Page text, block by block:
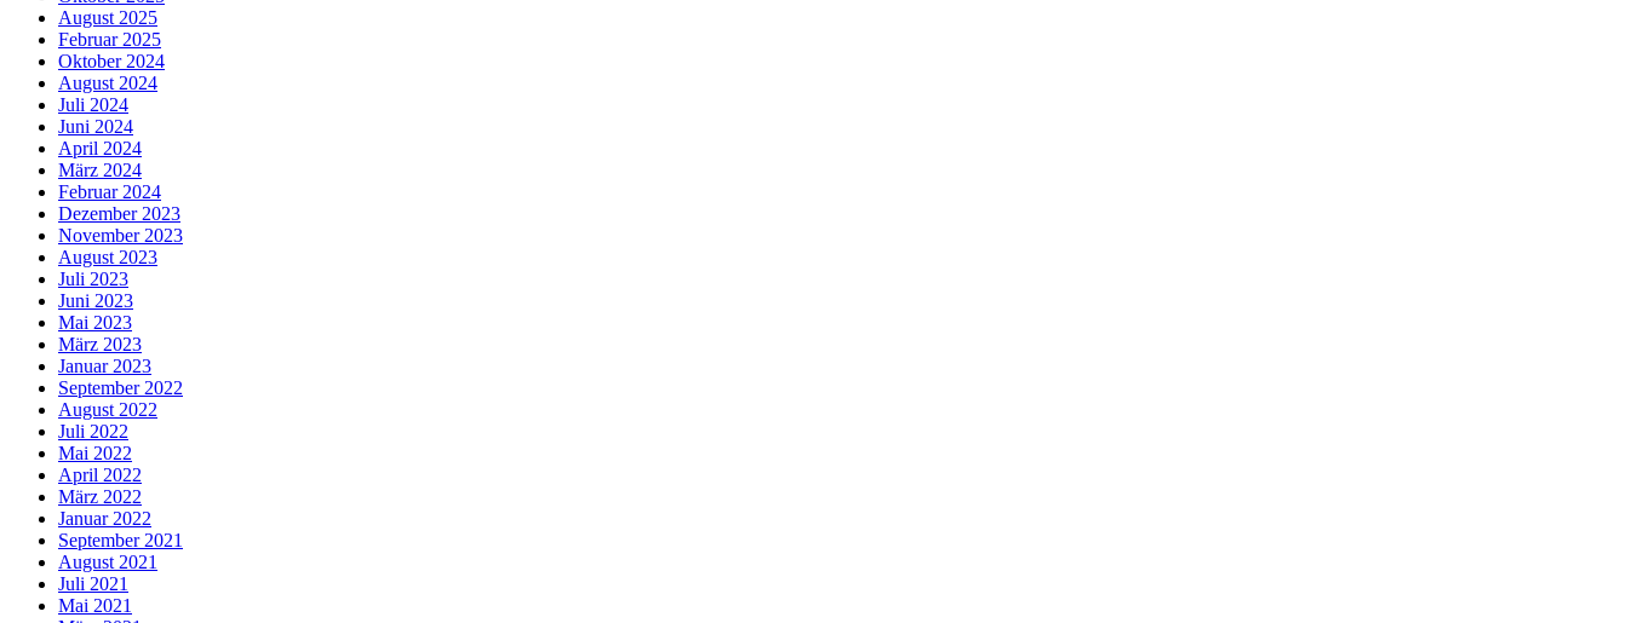
August 2025
Februar 2025
Oktober 2024
August 2024
Juli 2024
Juni 2024
April 2024
März 2024
Februar 2024
Dezember 2023
November 2023
August 2023
Juli 2023
Juni 2023
Mai 2023
März 2023
Januar 2023
September 2022
August 2022
Juli 2022
Mai 2022
April 2022
März 2022
Januar 2022
September 2021
August 2021
Juli 2021
Mai 2021